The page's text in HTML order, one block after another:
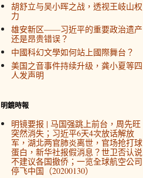
胡舒立与吴小晖之战，透视王岐山权
力
雄安新区——习近平的重要政治遗产
还是昂贵错误？
中國科幻文學如何站上國際舞台？
美国之音事件持续升级，龚小夏等四
人发声明
明鏡時報
明镜要报 | 马国强跳上前台，周先旺
突然消失；习近平6天4次放话解放
军，湖北两官肺炎离世，官场抢打球
蛋白，新华社报假消息？世卫否认说
不建议各国撤侨；一览全球航空公司
停飞中国（20200130）